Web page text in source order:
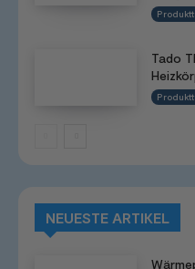
Tado
NEUESTE ARTIKEL